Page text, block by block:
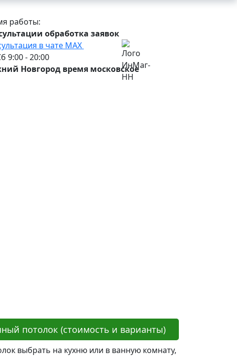
работы:
обработка заявок
в чате МАХ
9:00 - 20:00
Новгород время московское
потолок (стоимость и варианты)
выбрать на кухню или в ванную комнату,